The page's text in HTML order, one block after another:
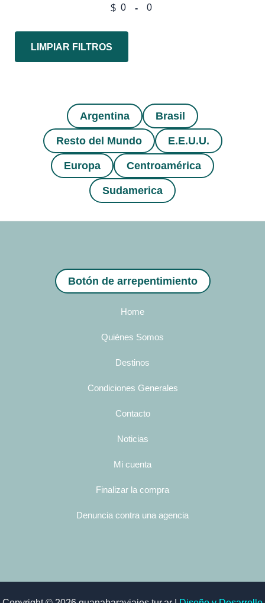
$ -
LIMPIAR FILTROS
Argentina
Brasil
Resto del Mundo
E.E.U.U.
Europa
Centroamérica
Sudamerica
Botón de arrepentimiento
Home
Quiénes Somos
Destinos
Condiciones Generales
Contacto
Noticias
Mi cuenta
Finalizar la compra
Denuncia contra una agencia